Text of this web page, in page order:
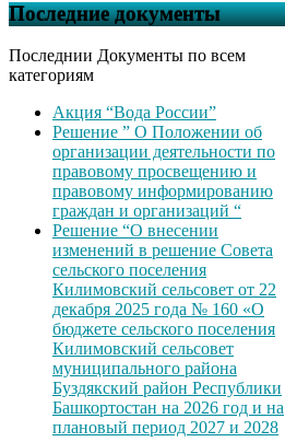
Последние документы
Последнии Документы по всем
категориям
Акция “Вода России”
Решение ” О Положении об
организации деятельности по
правовому просвещению и
правовому информированию
граждан и организаций “
Решение “О внесении
изменений в решение Совета
сельского поселения
Килимовский сельсовет от 22
декабря 2025 года № 160 «О
бюджете сельского поселения
Килимовский сельсовет
муниципального района
Буздякский район Республики
Башкортостан на 2026 год и на
плановый период 2027 и 2028